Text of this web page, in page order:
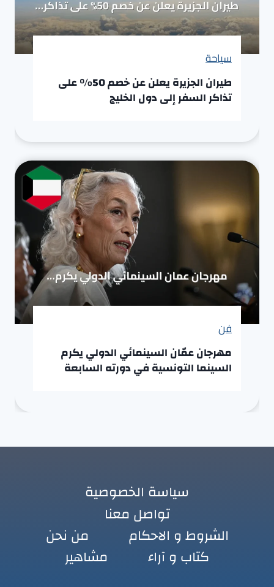
سياحة
طيران الجزيرة يعلن عن خصم 50% على
تذاكر السفر إلى دول الخليج
فن
مهرجان عمّان السينمائي الدولي يكرم
السينما التونسية في دورته السابعة
سياسة الخصوصية
تواصل معنا
الشروط و الاحكام
من نحن
كتاب و آراء
مشاهير